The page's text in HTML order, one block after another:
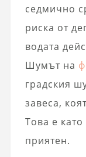
седмично
риска от
водата
Шумът на
градския
завеса,
Това е
приятен.